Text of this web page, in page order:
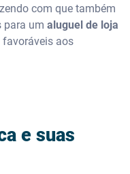
com que também
para um aluguel de loja
aos
e suas